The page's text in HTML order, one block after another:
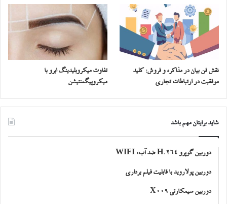
نقش فن بیان در مذاکره و فروش: کلید
موفقیت در ارتباطات تجاری
تفاوت میکروبلیدینگ ابرو با
میکروپیگمنتیشن
شاید برایتان مهم باشد
دوربین گوپرو H.264 ضد آب، WIFI
دوربین پولاروید با قابلیت فیلم برداری
دوربین سیمکارتی X009